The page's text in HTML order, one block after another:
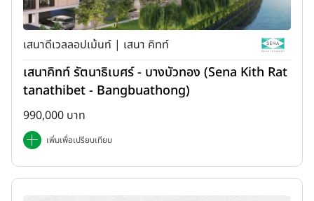
เสนาดีเวลลอปเม้นท์ | เสนา คิทท์
เสนาคิทท์ รัตนาธิเบศร์ - บางบัวทอง (Sena Kith Rat
tanathibet - Bangbuathong)
990,000 บาท
เพิ่มเพื่อเปรียบเทียบ